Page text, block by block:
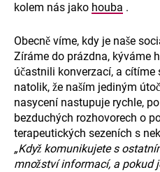
kolem nás jako houba .
Obecně víme, kdy je naše
Zíráme do prázdna, kýváme
účastnili konverzací, a
natolik, že naším jediným
nasycení nastupuje rychle,
bezduchých rozhovorech o
terapeutických sezeních s
„Když komunikujete s
množství informací, a pokud